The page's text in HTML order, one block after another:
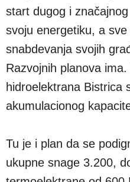
start dugog i
svoju energetiku, a
snabdevanja svojih
Razvojnih planova
hidroelektrana Bistrica
akumulacionog
Tu je i plan da se
ukupne snage 3.200,